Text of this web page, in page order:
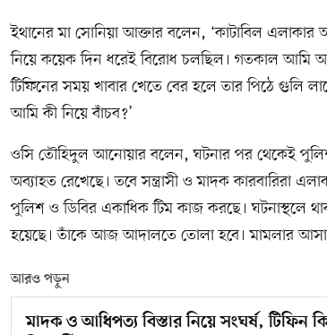
ইথানের মা সোনিয়া আক্তার বলেন, ‘কাটাবিল
নিয়ে কয়েক দিন ধরেই বিরোধ চলছিল। গতকাল আমি
টিফিনের সময় খাবার খেতে বের হলে তার পিঠে গুলি
আমি কী নিয়ে বাঁচব?’
ওসি তৌহিদুল আনোয়ার বলেন, ঘটনার পর থেকেই পুলিশ
অব্যাহত রেখেছে। তবে সন্ত্রাসী ও মাদক কারবারিরা
পুলিশ ও ডিবির একাধিক টিম কাজ করছে। ঘটনাস্থলে
হয়েছে। তাঁকে আজ আদালতে তোলা হবে। মামলার
আরও পড়ুন
মাদক ও আধিপত্য বিস্তার নিয়ে সংঘর্ষ, টিফিন